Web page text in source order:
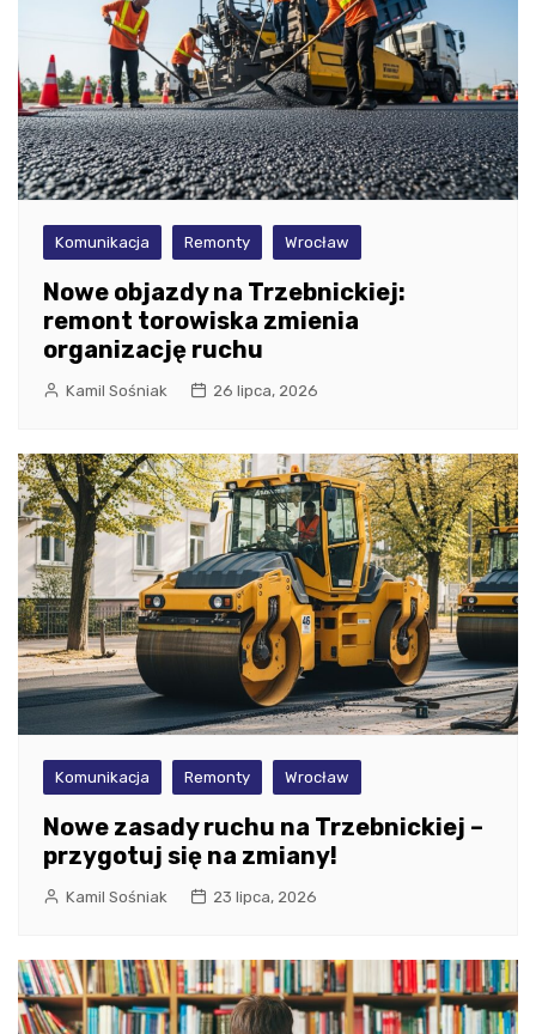
Komunikacja Remonty Wrocław
Nowe objazdy na Trzebnickiej:
remont torowiska zmienia
organizację ruchu
Kamil Sośniak 26 lipca, 2026
Komunikacja Remonty Wrocław
Nowe zasady ruchu na Trzebnickiej –
przygotuj się na zmiany!
Kamil Sośniak 23 lipca, 2026